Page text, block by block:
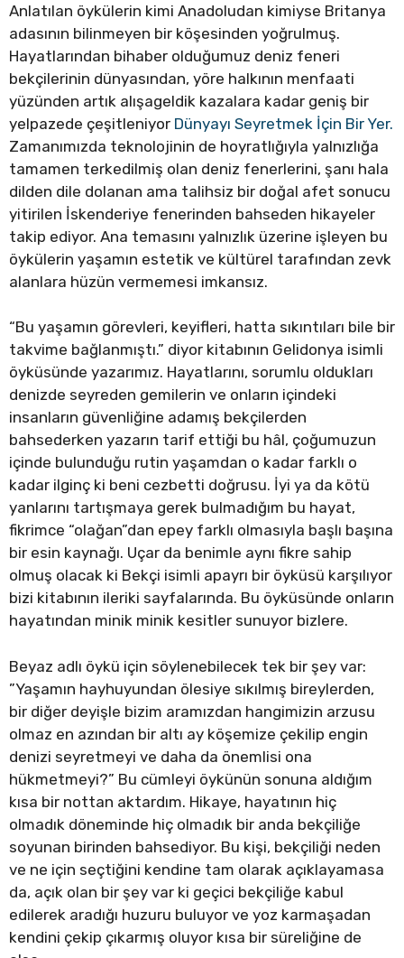
Anlatılan öykülerin kimi Anadoludan kimiyse Britanya
adasının bilinmeyen bir köşesinden yoğrulmuş.
Hayatlarından bihaber olduğumuz deniz feneri
bekçilerinin dünyasından, yöre halkının menfaati
yüzünden artık alışageldik kazalara kadar geniş bir
yelpazede çeşitleniyor Dünyayı Seyretmek İçin Bir Yer.
Zamanımızda teknolojinin de hoyratlığıyla yalnızlığa
tamamen terkedilmiş olan deniz fenerlerini, şanı hala
dilden dile dolanan ama talihsiz bir doğal afet sonucu
yitirilen İskenderiye fenerinden bahseden hikayeler
takip ediyor. Ana temasını yalnızlık üzerine işleyen bu
öykülerin yaşamın estetik ve kültürel tarafından zevk
alanlara hüzün vermemesi imkansız.
“Bu yaşamın görevleri, keyifleri, hatta sıkıntıları bile bir
takvime bağlanmıştı.” diyor kitabının Gelidonya isimli
öyküsünde yazarımız. Hayatlarını, sorumlu oldukları
denizde seyreden gemilerin ve onların içindeki
insanların güvenliğine adamış bekçilerden
bahsederken yazarın tarif ettiği bu hâl, çoğumuzun
içinde bulunduğu rutin yaşamdan o kadar farklı o
kadar ilginç ki beni cezbetti doğrusu. İyi ya da kötü
yanlarını tartışmaya gerek bulmadığım bu hayat,
fikrimce “olağan”dan epey farklı olmasıyla başlı başına
bir esin kaynağı. Uçar da benimle aynı fikre sahip
olmuş olacak ki Bekçi isimli apayrı bir öyküsü karşılıyor
bizi kitabının ileriki sayfalarında. Bu öyküsünde onların
hayatından minik minik kesitler sunuyor bizlere.
Beyaz adlı öykü için söylenebilecek tek bir şey var:
”Yaşamın hayhuyundan ölesiye sıkılmış bireylerden,
bir diğer deyişle bizim aramızdan hangimizin arzusu
olmaz en azından bir altı ay köşemize çekilip engin
denizi seyretmeyi ve daha da önemlisi ona
hükmetmeyi?” Bu cümleyi öykünün sonuna aldığım
kısa bir nottan aktardım. Hikaye, hayatının hiç
olmadık döneminde hiç olmadık bir anda bekçiliğe
soyunan birinden bahsediyor. Bu kişi, bekçiliği neden
ve ne için seçtiğini kendine tam olarak açıklayamasa
da, açık olan bir şey var ki geçici bekçiliğe kabul
edilerek aradığı huzuru buluyor ve yoz karmaşadan
kendini çekip çıkarmış oluyor kısa bir süreliğine de